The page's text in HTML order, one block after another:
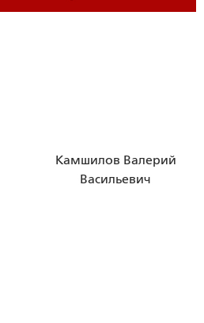
Камшилов Валерий
Васильевич